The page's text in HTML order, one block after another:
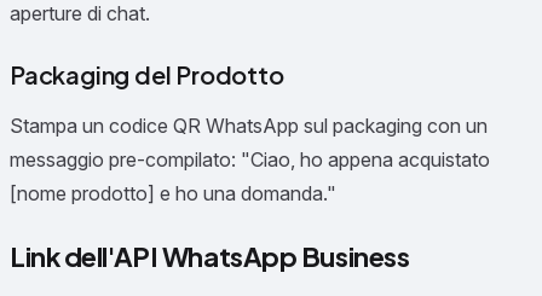
aperture di chat.
Packaging del Prodotto
Stampa un codice QR WhatsApp sul packaging con un
messaggio pre-compilato: "Ciao, ho appena acquistato
[nome prodotto] e ho una domanda."
Link dell'API WhatsApp Business